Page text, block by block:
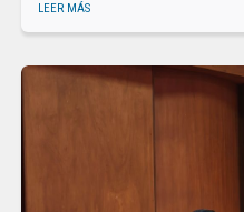
LEER MÁS